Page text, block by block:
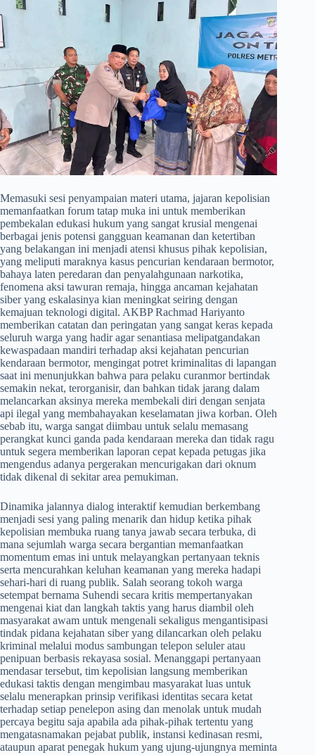
​Memasuki sesi penyampaian materi utama, jajaran kepolisian
memanfaatkan forum tatap muka ini untuk memberikan
pembekalan edukasi hukum yang sangat krusial mengenai
berbagai jenis potensi gangguan keamanan dan ketertiban
yang belakangan ini menjadi atensi khusus pihak kepolisian,
yang meliputi maraknya kasus pencurian kendaraan bermotor,
bahaya laten peredaran dan penyalahgunaan narkotika,
fenomena aksi tawuran remaja, hingga ancaman kejahatan
siber yang eskalasinya kian meningkat seiring dengan
kemajuan teknologi digital. AKBP Rachmad Hariyanto
memberikan catatan dan peringatan yang sangat keras kepada
seluruh warga yang hadir agar senantiasa melipatgandakan
kewaspadaan mandiri terhadap aksi kejahatan pencurian
kendaraan bermotor, mengingat potret kriminalitas di lapangan
saat ini menunjukkan bahwa para pelaku curanmor bertindak
semakin nekat, terorganisir, dan bahkan tidak jarang dalam
melancarkan aksinya mereka membekali diri dengan senjata
api ilegal yang membahayakan keselamatan jiwa korban. Oleh
sebab itu, warga sangat diimbau untuk selalu memasang
perangkat kunci ganda pada kendaraan mereka dan tidak ragu
untuk segera memberikan laporan cepat kepada petugas jika
mengendus adanya pergerakan mencurigakan dari oknum
tidak dikenal di sekitar area pemukiman.
​Dinamika jalannya dialog interaktif kemudian berkembang
menjadi sesi yang paling menarik dan hidup ketika pihak
kepolisian membuka ruang tanya jawab secara terbuka, di
mana sejumlah warga secara bergantian memanfaatkan
momentum emas ini untuk melayangkan pertanyaan teknis
serta mencurahkan keluhan keamanan yang mereka hadapi
sehari-hari di ruang publik. Salah seorang tokoh warga
setempat bernama Suhendi secara kritis mempertanyakan
mengenai kiat dan langkah taktis yang harus diambil oleh
masyarakat awam untuk mengenali sekaligus mengantisipasi
tindak pidana kejahatan siber yang dilancarkan oleh pelaku
kriminal melalui modus sambungan telepon seluler atau
penipuan berbasis rekayasa sosial. Menanggapi pertanyaan
mendasar tersebut, tim kepolisian langsung memberikan
edukasi taktis dengan mengimbau masyarakat luas untuk
selalu menerapkan prinsip verifikasi identitas secara ketat
terhadap setiap penelepon asing dan menolak untuk mudah
percaya begitu saja apabila ada pihak-pihak tertentu yang
mengatasnamakan pejabat publik, instansi kedinasan resmi,
ataupun aparat penegak hukum yang ujung-ujungnya meminta